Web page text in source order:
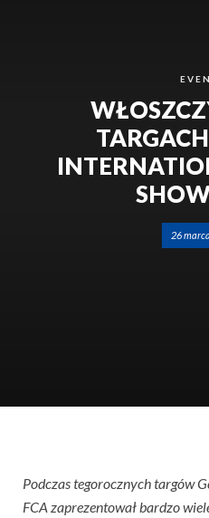
26
Podczas tegorocznych targów
FCA zaprezentował bardzo